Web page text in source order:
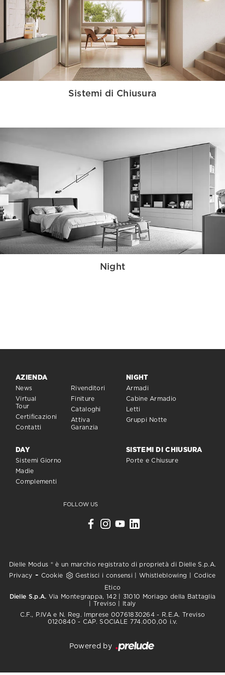
Sistemi di Chiusura
Night
AZIENDA
News
Virtual
Tour
Certificazioni
Contatti
Rivenditori
Finiture
Cataloghi
Attiva
Garanzia
NIGHT
Armadi
Cabine Armadio
Letti
Gruppi Notte
DAY
Sistemi Giorno
Madie
Complementi
SISTEMI DI CHIUSURA
Porte e Chiusure
FOLLOW US
Dielle Modus ® è un marchio registrato di proprietà di Dielle S.p.A.
Privacy - Cookie Gestisci i consensi Whistleblowing
Codice
Etico
Dielle S.p.A. Via Montegrappa, 142 | 31010 Moriago della Battaglia
| Treviso | Italy
C.F., P.IVA e N. Reg. Imprese 00761830264 - R.E.A. Treviso
0120840 - CAP. SOCIALE 774.000,00 i.v.
Powered by